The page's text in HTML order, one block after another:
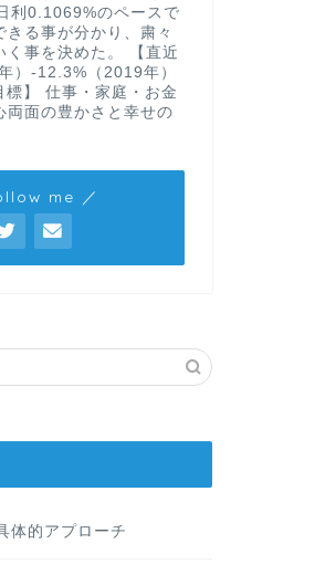
利0.1069%のペースで
きる事が分かり、粛々
く事を決めた。 【直近
）-12.3%（2019年）
】 仕事・家庭・お金
両面の豊かさと幸せの
me ／
体的アプローチ